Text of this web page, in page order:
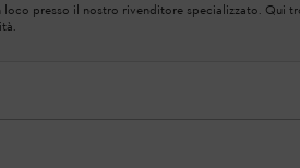
presso il nostro rivenditore specializzato. Qui